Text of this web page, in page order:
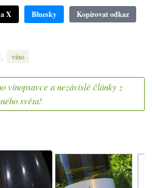
X Bluesky Kopírovat odkaz
, víno
vínopsavce a nezávislé články z
světa!